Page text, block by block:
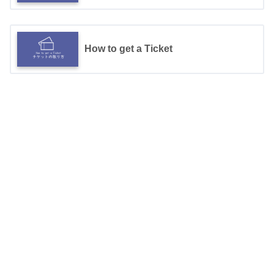
How to get a Ticket